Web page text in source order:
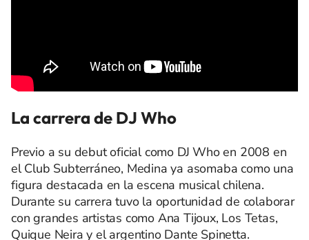
La carrera de DJ Who
Previo a su debut oficial como DJ Who en 2008 en
el Club Subterráneo, Medina ya asomaba como una
figura destacada en la escena musical chilena.
Durante su carrera tuvo la oportunidad de colaborar
con grandes artistas como Ana Tijoux, Los Tetas,
Quique Neira y el argentino Dante Spinetta.